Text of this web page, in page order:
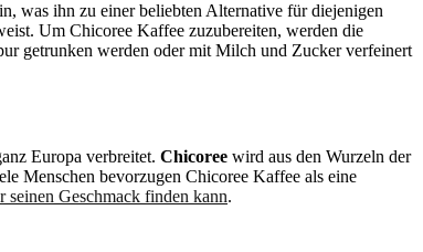
was ihn zu einer beliebten Alternative für diejenigen
Um Chicoree Kaffee zuzubereiten, werden die
getrunken werden oder mit Milch und Zucker verfeinert
Europa verbreitet. Chicoree wird aus den Wurzeln der
Menschen bevorzugen Chicoree Kaffee als eine
seinen Geschmack finden kann.